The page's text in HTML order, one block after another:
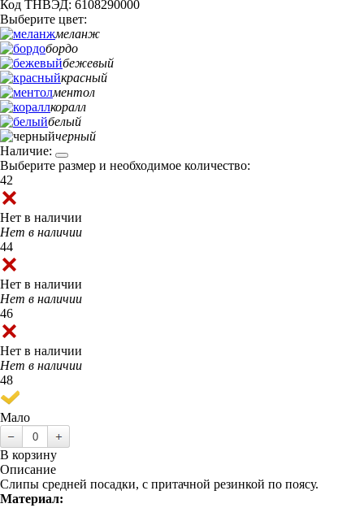
Код ТНВЭД: 6108290000
Выберите цвет:
меланж
бордо
бежевый
красный
ментол
коралл
белый
черный
Наличие:
Выберите размер и необходимое количество:
42
Нет в наличии
Нет в наличии
44
Нет в наличии
Нет в наличии
46
Нет в наличии
Нет в наличии
48
Мало
В корзину
Описание
Слипы средней посадки, с притачной резинкой по поясу.
Материал: